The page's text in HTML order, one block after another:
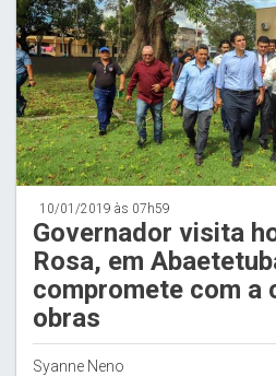
10/01/2019 às 07h59
Governador visita
Rosa, em
compromete com a
obras
Syanne Neno